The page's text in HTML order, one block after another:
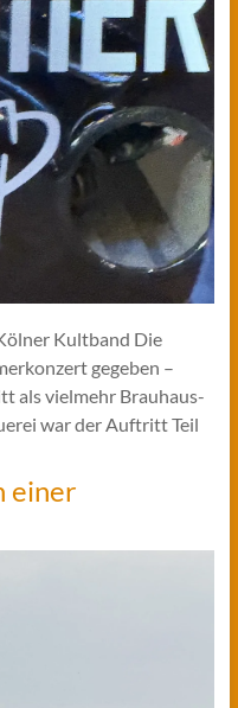
Kultband Die
gegeben –
als vielmehr Brauhaus-
war der Auftritt Teil
einer